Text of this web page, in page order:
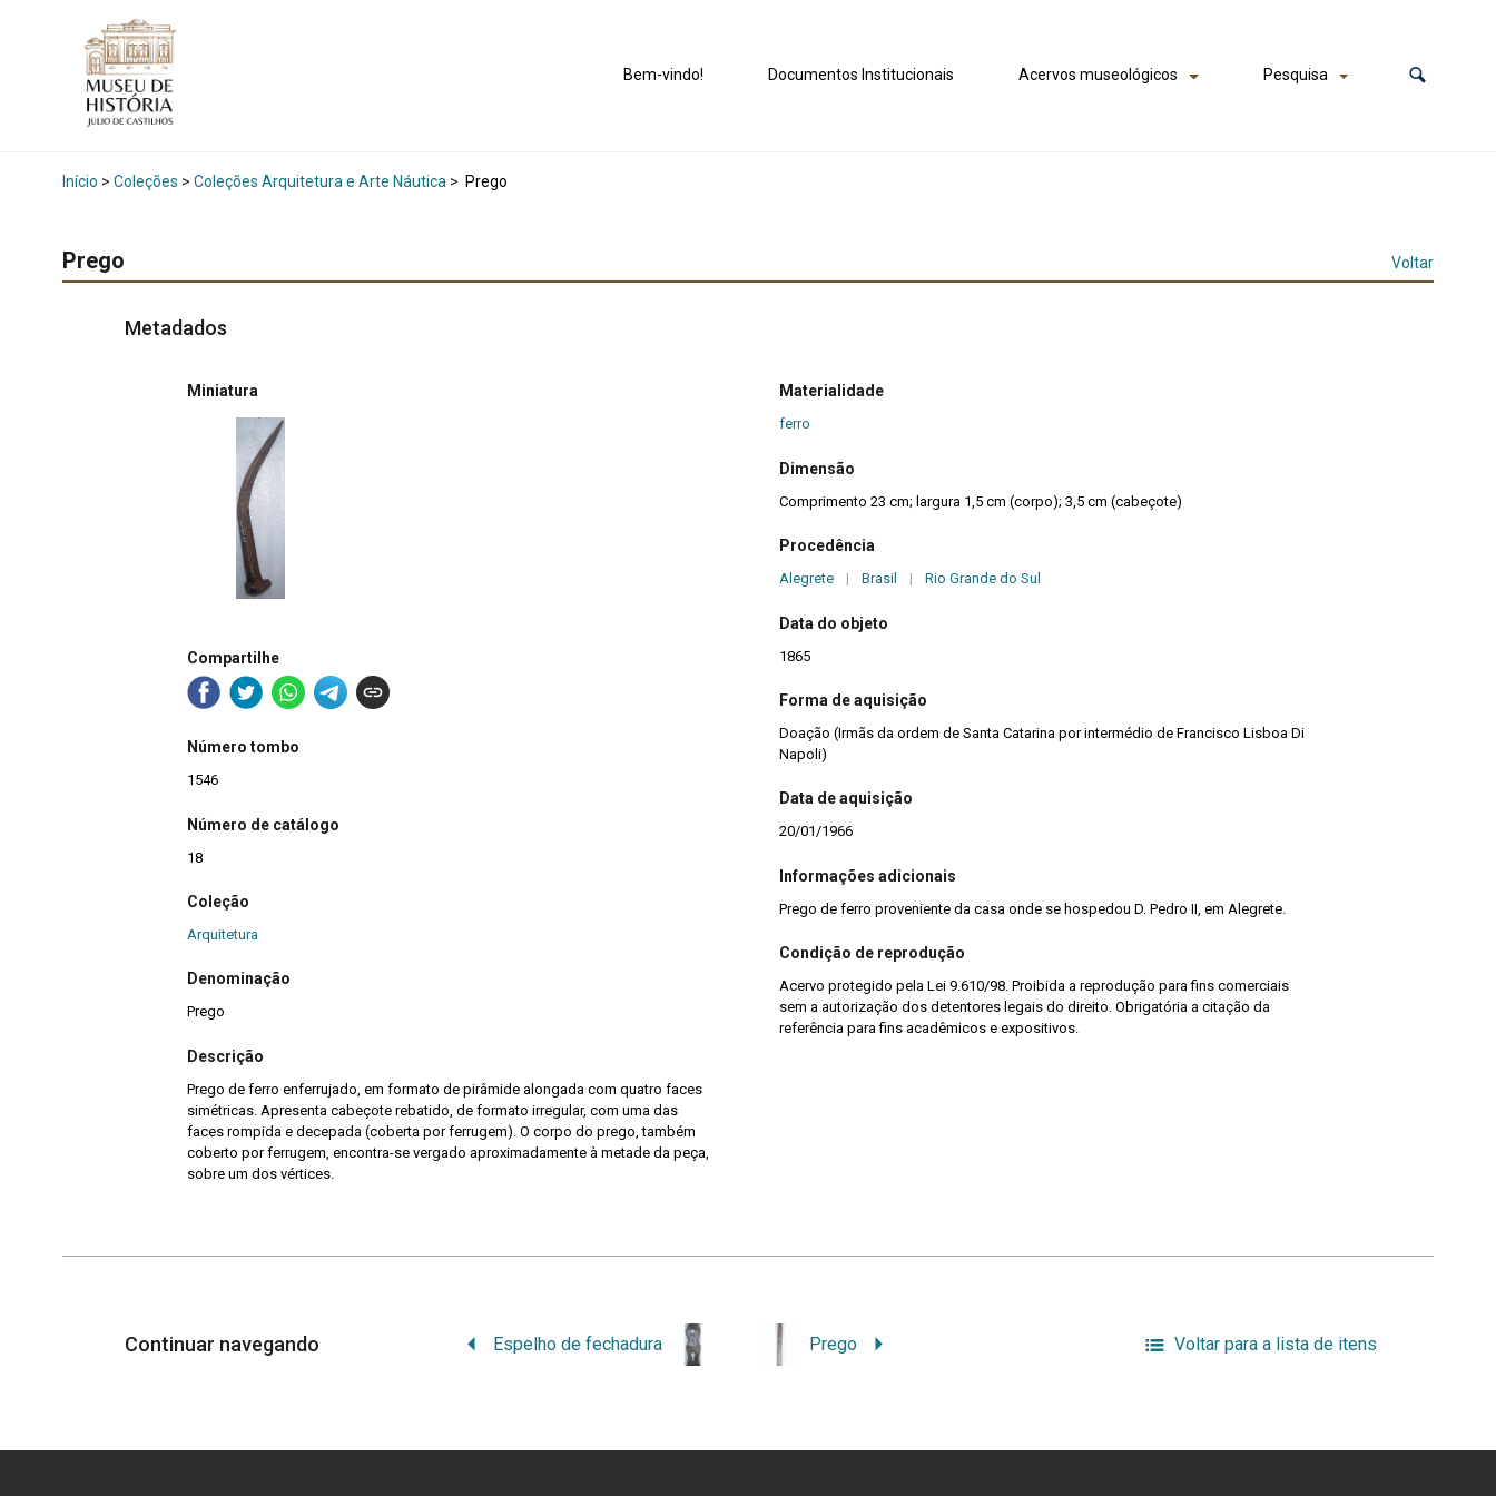
Bem-vindo! Documentos Institucionais Acervos museológicos Pesquisa
Início > Coleções > Coleções Arquitetura e Arte Náutica > Prego
Prego Voltar
Metadados
Miniatura
Compartilhe
Número tombo
1546
Número de catálogo
18
Coleção
Arquitetura
Denominação
Prego
Descrição
Prego de ferro enferrujado, em formato de pirâmide alongada com quatro faces
simétricas. Apresenta cabeçote rebatido, de formato irregular, com uma das
faces rompida e decepada (coberta por ferrugem). O corpo do prego, também
coberto por ferrugem, encontra-se vergado aproximadamente à metade da peça,
sobre um dos vértices.
Materialidade
ferro
Dimensão
Comprimento 23 cm; largura 1,5 cm (corpo); 3,5 cm (cabeçote)
Procedência
Alegrete | Brasil | Rio Grande do Sul
Data do objeto
1865
Forma de aquisição
Doação (Irmãs da ordem de Santa Catarina por intermédio de Francisco Lisboa Di
Napoli)
Data de aquisição
20/01/1966
Informações adicionais
Prego de ferro proveniente da casa onde se hospedou D. Pedro II, em Alegrete.
Condição de reprodução
Acervo protegido pela Lei 9.610/98. Proibida a reprodução para fins comerciais
sem a autorização dos detentores legais do direito. Obrigatória a citação da
referência para fins acadêmicos e expositivos.
Continuar navegando Espelho de fechadura Prego Voltar para a lista de itens